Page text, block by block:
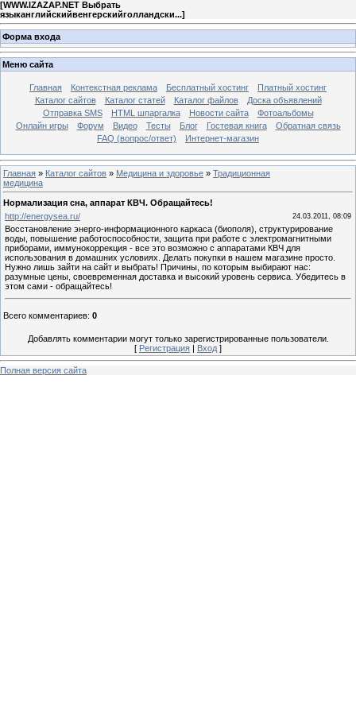
[WWW.IZAZAP.NET Выбрать
языканглийскийвенгерскийголландски...]
Форма входа
Меню сайта
Главная Контекстная реклама Бесплатный хостинг
Платный хостинг
Каталог сайтов
Каталог статей Каталог файлов
Доска объявлений
Отправка SMS
HTML шпаргалка Новости сайта
Фотоальбомы
Онлайн игры
Форум Видео Тесты Блог Гостевая книга
Обратная связь
FAQ (вопрос/ответ)
Интернет-магазин
Главная » Каталог сайтов » Медицина и здоровье » Традиционная
медицина
Нормализация сна, аппарат КВЧ. Обращайтесь!
http://energysea.ru/
24.03.2011, 08:09
Восстановление энерго-информационного каркаса (биополя), структурирование
воды, повышение работоспособности, защита при работе с электромагнитными
приборами, иммунокоррекция - все это возможно с аппаратами КВЧ для
использования в домашних условиях. Делать покупки в нашем магазине просто.
Нужно лишь зайти на сайт и выбрать! Причины, по которым выбирают нас:
разумные цены, своевременная доставка и высокий уровень сервиса. Убедитесь в
этом сами - обращайтесь!
Всего комментариев: 0
Добавлять комментарии могут только зарегистрированные пользователи.
[ Регистрация | Вход ]
Полная версия сайта